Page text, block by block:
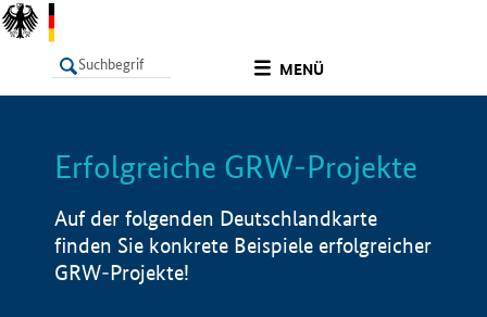
MENÜ
LISTE Info
Erfolgreiche GRW-Projekte
Auf der folgenden Deutschlandkarte
finden Sie konkrete Beispiele erfolgreicher
GRW-Projekte!